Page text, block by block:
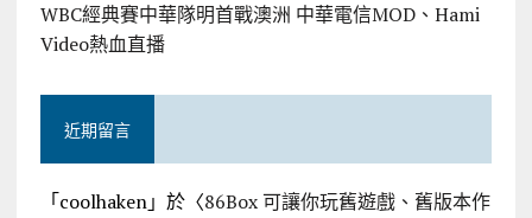
WBC經典賽中華隊明首戰澳洲 中華電信MOD、Hami
Video熱血直播
近期留言
「coolhaken」於〈86Box 可讓你玩舊遊戲、舊版本作